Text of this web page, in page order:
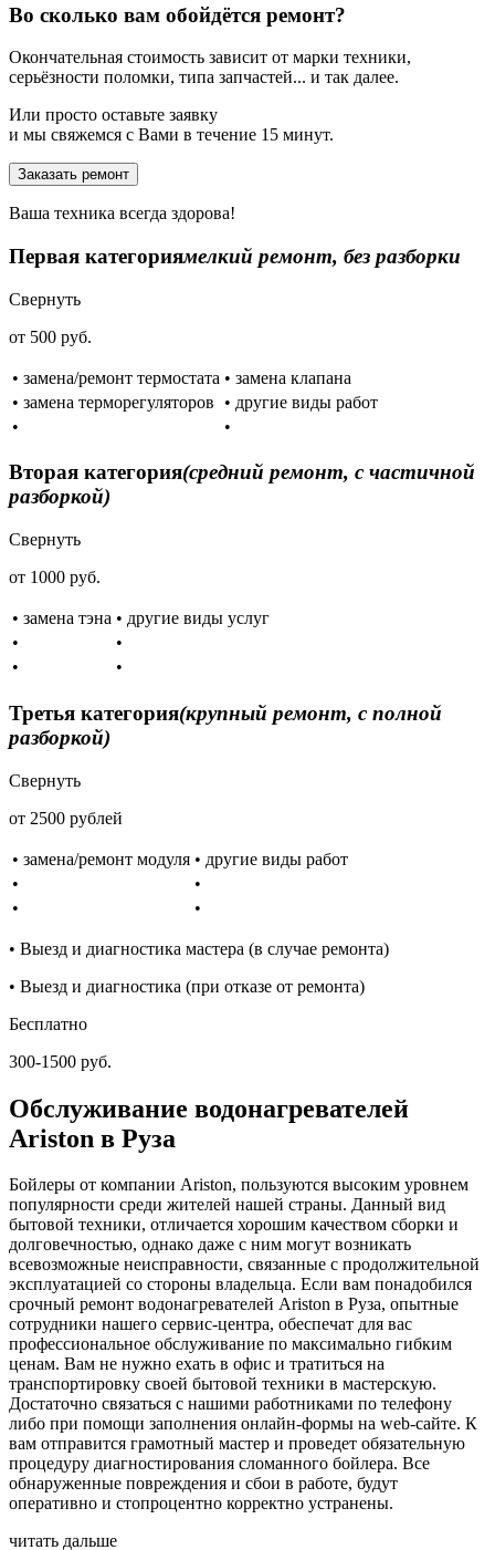
Во сколько вам обойдётся ремонт?
Окончательная стоимость зависит от марки техники,
серьёзности поломки, типа запчастей... и так далее.
Или просто оставьте заявку
и мы свяжемся с Вами в течение 15 минут.
Заказать ремонт
Ваша техника всегда здорова!
Первая категориямелкий ремонт, без разборки
Свернуть
от 500 руб.
• замена/ремонт термостата • замена клапана
• замена терморегуляторов
• другие виды работ
•
•
Вторая категория(средний ремонт, с частичной
разборкой)
Свернуть
от 1000 руб.
• замена тэна • другие виды услуг
•
•
•
•
Третья категория(крупный ремонт, с полной
разборкой)
Свернуть
от 2500 рублей
• замена/ремонт модуля • другие виды работ
•
•
•
•
• Выезд и диагностика мастера (в случае ремонта)
• Выезд и диагностика (при отказе от ремонта)
Бесплатно
300-1500 руб.
Обслуживание водонагревателей
Ariston в Руза
Бойлеры от компании Ariston, пользуются высоким уровнем
популярности среди жителей нашей страны. Данный вид
бытовой техники, отличается хорошим качеством сборки и
долговечностью, однако даже с ним могут возникать
всевозможные неисправности, связанные с продолжительной
эксплуатацией со стороны владельца. Если вам понадобился
срочный ремонт водонагревателей Ariston в Руза, опытные
сотрудники нашего сервис-центра, обеспечат для вас
профессиональное обслуживание по максимально гибким
ценам. Вам не нужно ехать в офис и тратиться на
транспортировку своей бытовой техники в мастерскую.
Достаточно связаться с нашими работниками по телефону
либо при помощи заполнения онлайн-формы на web-сайте. К
вам отправится грамотный мастер и проведет обязательную
процедуру диагностирования сломанного бойлера. Все
обнаруженные повреждения и сбои в работе, будут
оперативно и стопроцентно корректно устранены.
читать дальше